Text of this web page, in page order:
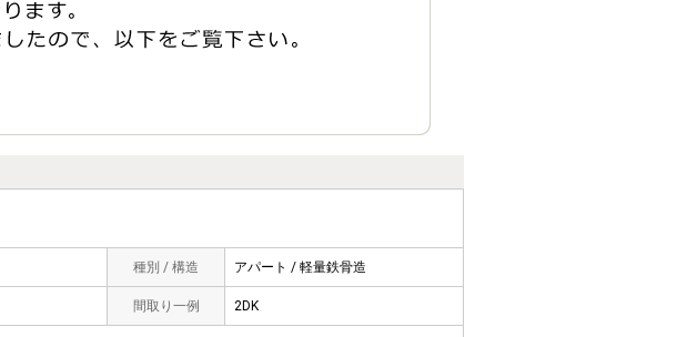
種別 / 構造 アパート / 軽量鉄骨造
間取り一例 2DK